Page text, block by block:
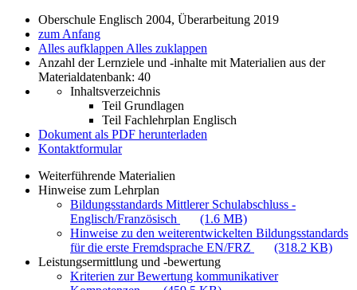
Oberschule Englisch 2004, Überarbeitung 2019
zum Anfang
Alles aufklappen Alles zuklappen
Anzahl der Lernziele und -inhalte mit Materialien aus der
Materialdatenbank: 40
Inhaltsverzeichnis
Teil Grundlagen
Teil Fachlehrplan Englisch
Dokument als PDF herunterladen
Kontaktformular
Weiterführende Materialien
Hinweise zum Lehrplan
Bildungsstandards Mittlerer Schulabschluss -
Englisch/Französisch
(1.6 MB)
Hinweise zu den weiterentwickelten Bildungsstandards
für die erste Fremdsprache EN/FRZ
(318.2 KB)
Leistungsermittlung und -bewertung
Kriterien zur Bewertung kommunikativer